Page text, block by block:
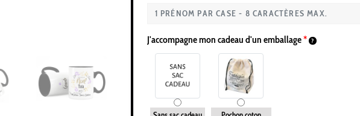
J'accompagne mon cadeau d'un emballage*